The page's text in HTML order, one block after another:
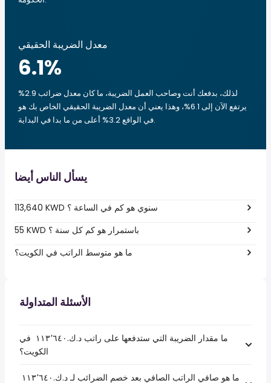
معدل الضريبة الحقيقي
6.1%
لذلك، بدفعك أنت وصاحب العمل الضريبة، ما كان معدل ضرائب 2.9%
يرتفع الآن إلى 6.1%، وهذا يعني أن معدل الضريبة الحقيقي الخاص بك هو
في الواقع 3.2% أعلى من ما بدا في البداية.
يسأل الناس أيضا
113,640 KWD سنوي هو كم في الساعة ؟
55 KWD باستمرار هو كم كل سنة ؟
ما هو متوسط الراتب في الكويت؟
الأسئلة المتداولة
ما مقدار الضريبة التي ستدفعها على راتب د.ك.‏١١٣٬٦٤٠ ‏ في
الكويت؟